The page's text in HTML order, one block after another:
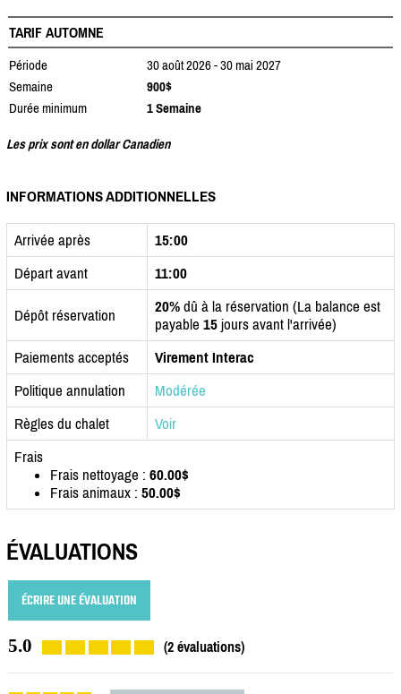
TARIF AUTOMNE
Période
30 août 2026 - 30 mai 2027
Semaine
900$
Durée minimum
1 Semaine
Les prix sont en dollar Canadien
INFORMATIONS ADDITIONNELLES
Arrivée après
15:00
Départ avant
11:00
Dépôt réservation 20% dû à la réservation (La balance est
payable 15 jours avant l'arrivée)
Paiements acceptés
Virement Interac
Politique annulation
Modérée
Règles du chalet
Voir
Frais
Frais nettoyage : 60.00$
Frais animaux : 50.00$
ÉVALUATIONS
ÉCRIRE UNE ÉVALUATION
5.0 (2 évaluations)